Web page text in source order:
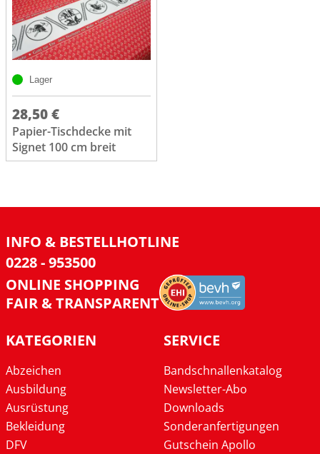
Lager
28,50 €
Papier-Tischdecke mit
Signet 100 cm breit
INFO & BESTELLHOTLINE
0228 - 953500
ONLINE SHOPPING
FAIR & TRANSPARENT
KATEGORIEN
Abzeichen
Ausbildung
Ausrüstung
Bekleidung
DFV
SERVICE
Bandschnallenkatalog
Newsletter-Abo
Downloads
Sonderanfertigungen
Gutschein Apollo